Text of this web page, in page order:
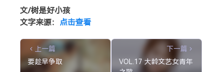
文/树是好小孩
文字来源： 点击查看
上一篇
要趁早争取
下一篇
VOL.17 大龄文艺女青年